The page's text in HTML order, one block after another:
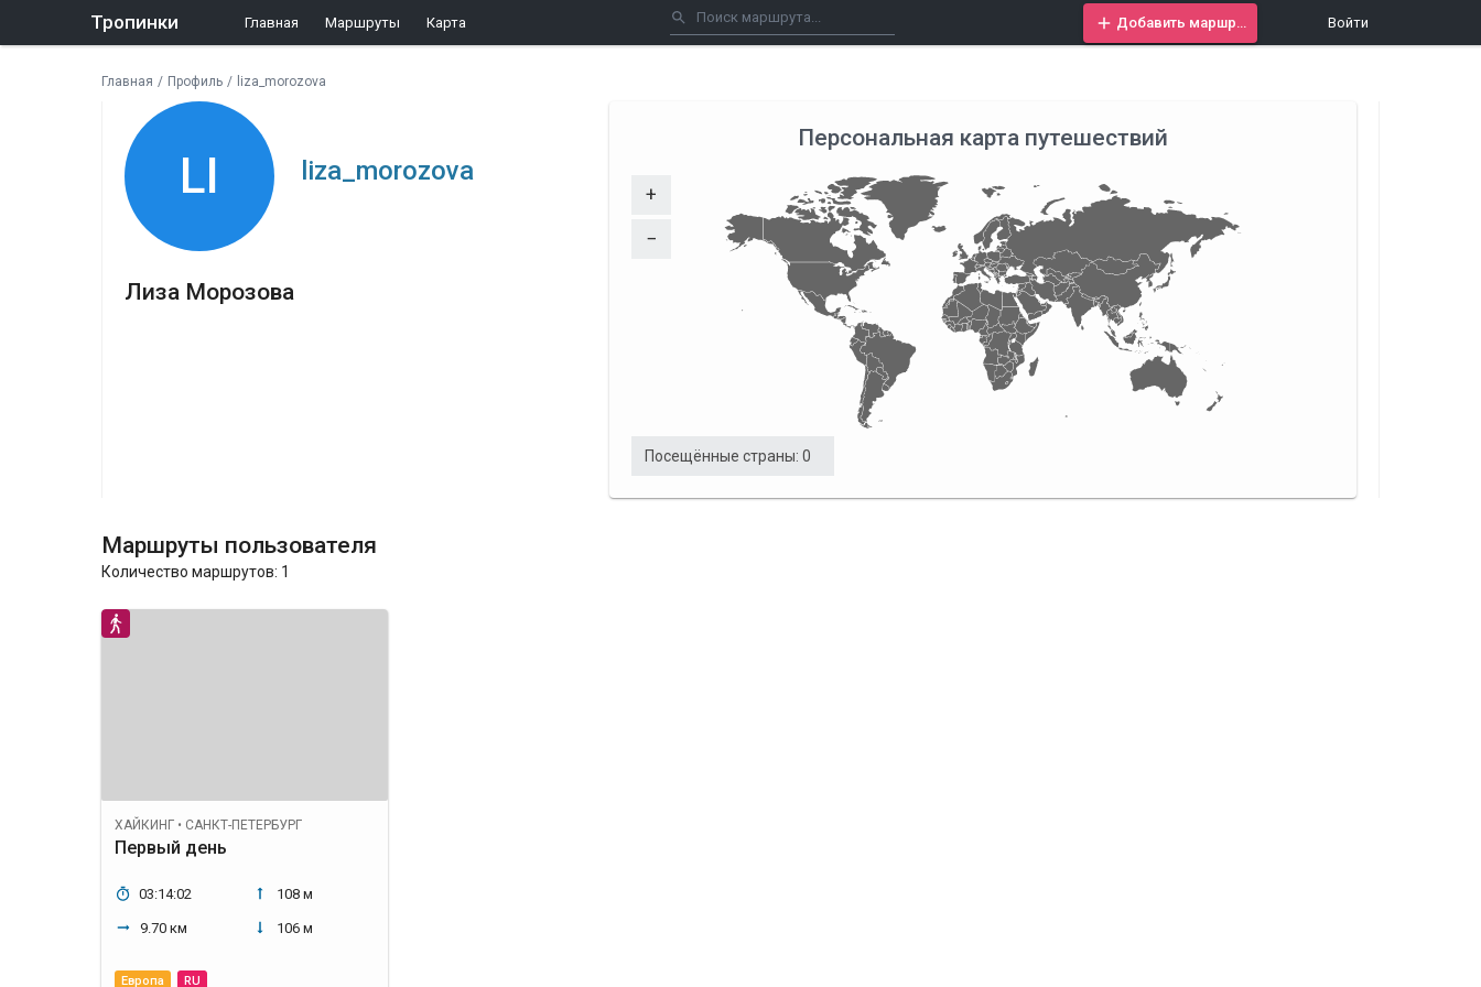
Тропинки Главная Маршруты Карта Войти
Главная / Профиль / liza_morozova
LI liza_morozova
Лиза Морозова
Персональная карта путешествий
+
−
Посещённые страны: 0
Маршруты пользователя
Количество маршрутов: 1
ХАЙКИНГ • САНКТ-ПЕТЕРБУРГ
Первый день
03:14:02
9.70 км
108 м
106 м
Европа RU